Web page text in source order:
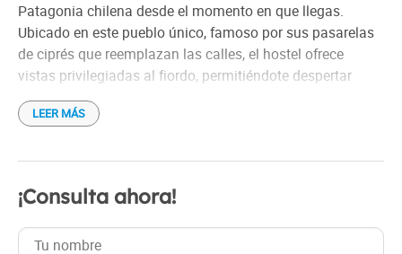
Patagonia chilena desde el momento en que llegas.
Ubicado en este pueblo único, famoso por sus pasarelas
de ciprés que reemplazan las calles, el hostel ofrece
vistas privilegiadas al fiordo, permitiéndote despertar
cada mañana con la inmensidad del paisaje patagónico.
se siente como un hogar lejos de casa. Atendido por sus
dueños, viajeros apasionados, el ambiente es cálido y
acogedor, invitando a la conexión entre los huéspedes.
Imagina compartir historias de viaje en la cocina
equipada, disfrutando de un café o té gratuito, o relajarte
LEER MÁS
¡Consulta ahora!